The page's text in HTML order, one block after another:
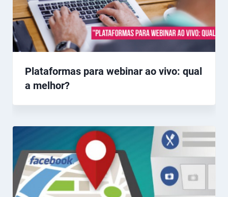
Plataformas para webinar ao vivo: qual
a melhor?